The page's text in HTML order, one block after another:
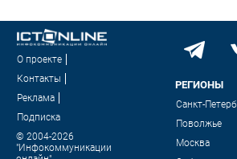
О проекте
Контакты
Реклама
Подписка
© 2004-2026
"Инфокоммуникации
РЕГИОНЫ
Санкт-
Поволжье
Москва